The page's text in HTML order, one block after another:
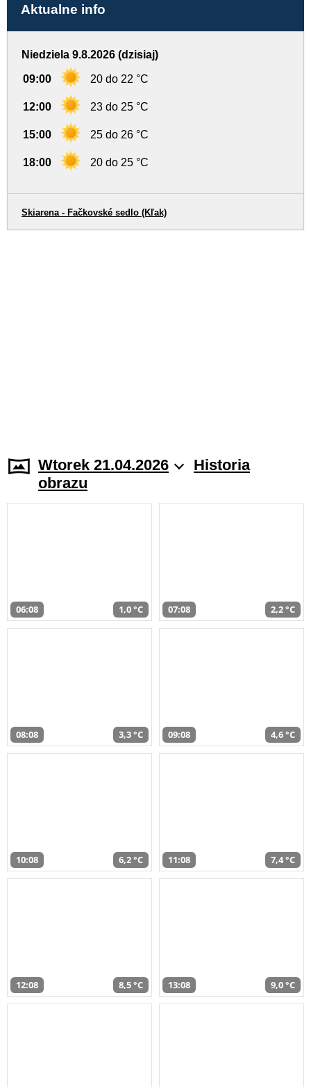
Aktualne info
Niedziela 9.8.2026 (dzisiaj)
09:00 20 do 22 °C
12:00 23 do 25 °C
15:00 25 do 26 °C
18:00 20 do 25 °C
Skiarena - Fačkovské sedlo (Kľak)
Wtorek 21.04.2026
Historia
obrazu
06:08 1,0 °C 07:08 2,2 °C
08:08 3,3 °C 09:08 4,6 °C
10:08 6,2 °C 11:08 7,4 °C
12:08 8,5 °C 13:08 9,0 °C